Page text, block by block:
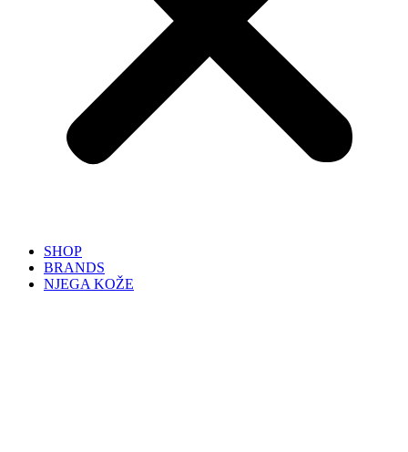
SHOP
BRANDS
NJEGA KOŽE